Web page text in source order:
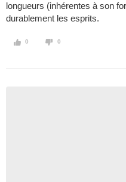
longueurs (inhérentes à son
durablement les esprits.
0 0